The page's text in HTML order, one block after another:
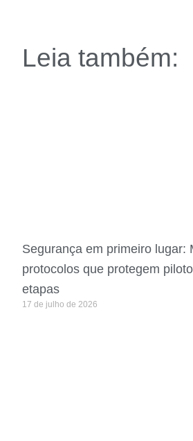
Leia também:
Segurança em primeiro lugar:
protocolos que protegem
etapas
17 de julho de 2026